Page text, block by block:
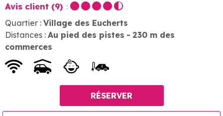
Avis client (9)
Quartier : Village des Eucherts
Distances : Au pied des pistes 230 m des
commerces
RÉSERVER